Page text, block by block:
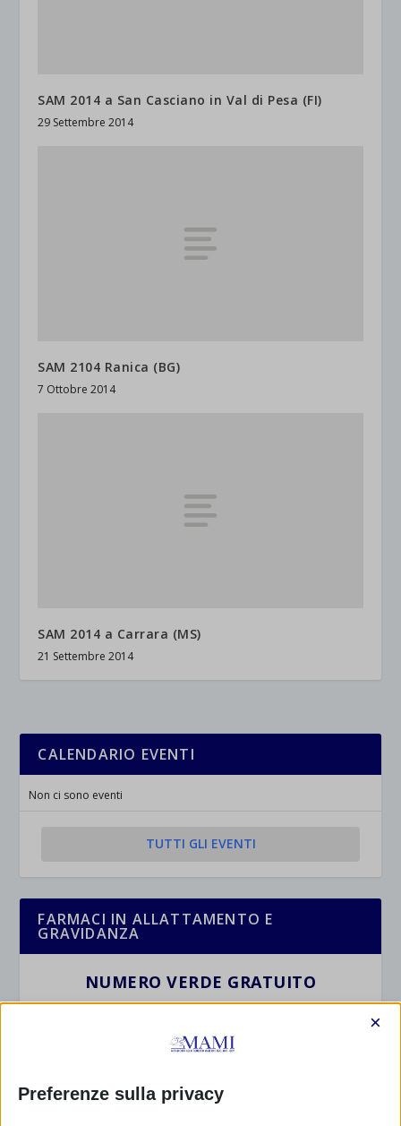
SAM 2014 a San Casciano in Val di Pesa (FI)
29 Settembre 2014
SAM 2104 Ranica (BG)
7 Ottobre 2014
SAM 2014 a Carrara (MS)
21 Settembre 2014
CALENDARIO EVENTI
Non ci sono eventi
TUTTI GLI EVENTI
FARMACI IN ALLATTAMENTO E
GRAVIDANZA
NUMERO VERDE GRATUITO
Maggiori informazioni
Preferenze sulla privacy
×